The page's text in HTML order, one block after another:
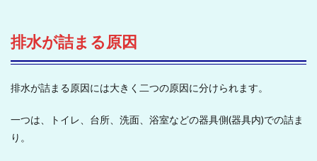
排水が詰まる原因
排水が詰まる原因には大きく二つの原因に分けられます。
一つは、トイレ、台所、洗面、浴室などの器具側(器具内)での詰ま
り。